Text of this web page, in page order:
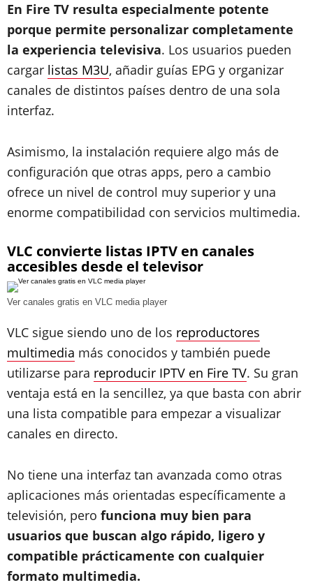
En Fire TV resulta especialmente potente
porque permite personalizar completamente
la experiencia televisiva. Los usuarios pueden
cargar listas M3U, añadir guías EPG y organizar
canales de distintos países dentro de una sola
interfaz.
Asimismo, la instalación requiere algo más de
configuración que otras apps, pero a cambio
ofrece un nivel de control muy superior y una
enorme compatibilidad con servicios multimedia.
VLC convierte listas IPTV en canales
accesibles desde el televisor
Ver canales gratis en VLC media player
VLC sigue siendo uno de los reproductores
multimedia más conocidos y también puede
utilizarse para reproducir IPTV en Fire TV. Su gran
ventaja está en la sencillez, ya que basta con abrir
una lista compatible para empezar a visualizar
canales en directo.
No tiene una interfaz tan avanzada como otras
aplicaciones más orientadas específicamente a
televisión, pero funciona muy bien para
usuarios que buscan algo rápido, ligero y
compatible prácticamente con cualquier
formato multimedia.